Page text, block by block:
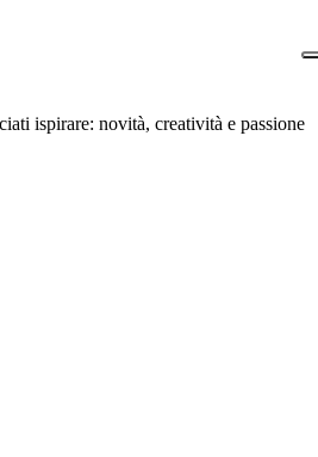
ispirare: novità, creatività e passione